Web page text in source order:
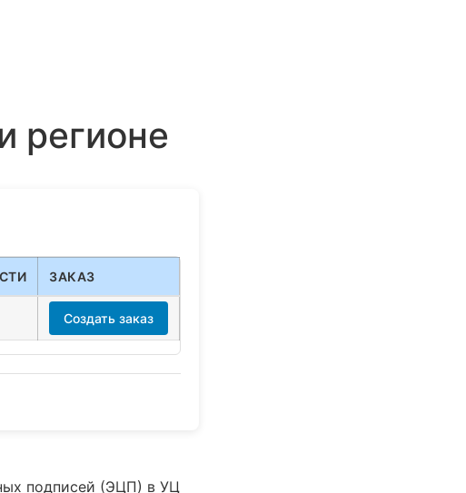
регионе
ЗАКАЗ
Создать заказ
подписей (ЭЦП) в УЦ